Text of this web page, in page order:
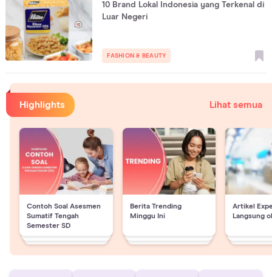
10 Brand Lokal Indonesia yang Terkenal di
Luar Negeri
FASHION & BEAUTY
Highlights Lihat semua
Contoh Soal Asesmen
Sumatif Tengah
Semester SD
Berita Trending
Minggu Ini
Artikel
Langsung